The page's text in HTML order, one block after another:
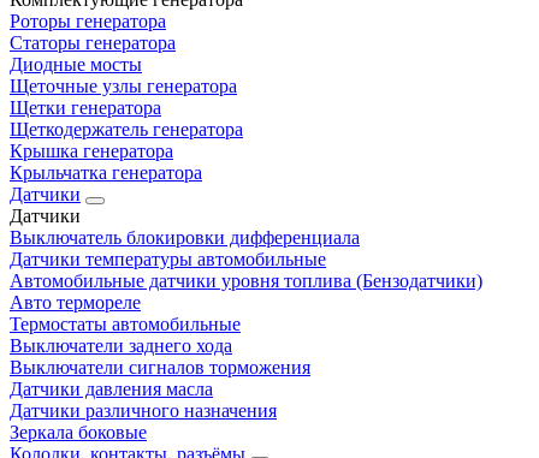
Роторы генератора
Статоры генератора
Диодные мосты
Щеточные узлы генератора
Щетки генератора
Щеткодержатель генератора
Крышка генератора
Крыльчатка генератора
Датчики
Датчики
Выключатель блокировки дифференциала
Датчики температуры автомобильные
Автомобильные датчики уровня топлива (Бензодатчики)
Авто термореле
Термостаты автомобильные
Выключатели заднего хода
Выключатели сигналов торможения
Датчики давления масла
Датчики различного назначения
Зеркала боковые